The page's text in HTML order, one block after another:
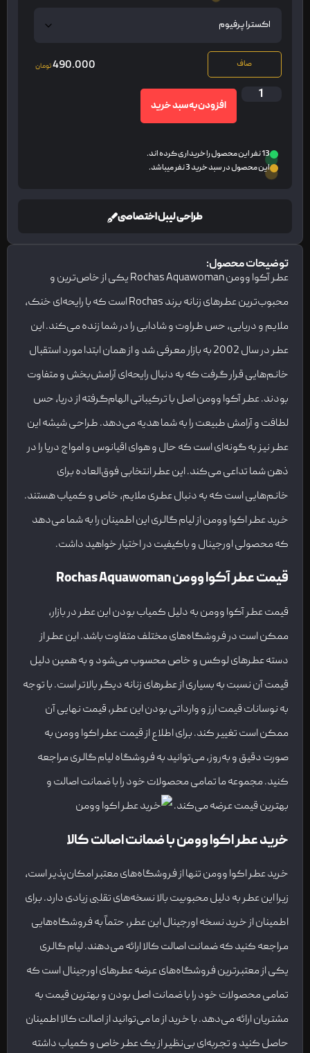
صاف 490.000 تومان
افزودن به سبد خرید
13 نفر این محصول را خریداری کرده اند.
این محصول در سبد خرید 3 نفر میباشد.
طراحی لیبل اختصاصی
توضیحات محصول:
عطر آکوا وومن Rochas Aquawoman یکی از خاص‌ترین و
محبوب‌ترین عطرهای زنانه برند Rochas است که با رایحه‌ای خنک،
ملایم و دریایی، حس طراوت و شادابی را در شما زنده می‌کند. این
عطر در سال 2002 به بازار معرفی شد و از همان ابتدا مورد استقبال
خانم‌هایی قرار گرفت که به دنبال رایحه‌ای آرامش‌بخش و متفاوت
بودند. عطر آکوا وومن اصل با ترکیباتی الهام‌گرفته از دریا، حس
لطافت و آرامش طبیعت را به شما هدیه می‌دهد. طراحی شیشه این
عطر نیز به گونه‌ای است که حال و هوای اقیانوس و امواج دریا را در
ذهن شما تداعی می‌کند. این عطر انتخابی فوق‌العاده برای
خانم‌هایی است که به دنبال عطری ملایم، خاص و کمیاب هستند.
خرید عطر اکوا وومن از لیام گالری این اطمینان را به شما می‌دهد
که محصولی اورجینال و باکیفیت در اختیار خواهید داشت.
قیمت عطر آکوا وومنRochas Aquawoman
قیمت عطر آکوا وومن به دلیل کمیاب بودن این عطر در بازار،
ممکن است در فروشگاه‌های مختلف متفاوت باشد. این عطر از
دسته عطرهای لوکس و خاص محسوب می‌شود و به همین دلیل
قیمت آن نسبت به بسیاری از عطرهای زنانه دیگر بالاتر است. با توجه
به نوسانات قیمت ارز و وارداتی بودن این عطر، قیمت نهایی آن
ممکن است تغییر کند. برای اطلاع از قیمت عطر اکوا وومن به
صورت دقیق و به‌روز، می‌توانید به فروشگاه لیام گالری مراجعه
کنید. مجموعه ما تمامی محصولات خود را با ضمانت اصالت و
بهترین قیمت عرضه می‌کند.
خرید عطر اکوا وومنبا ضمانت اصالت کالا
خرید عطر اکوا وومن تنها از فروشگاه‌های معتبر امکان‌پذیر است،
زیرا این عطر به دلیل محبوبیت بالا نسخه‌های تقلبی زیادی دارد. برای
اطمینان از خرید نسخه اورجینال این عطر، حتماً به فروشگاه‌هایی
مراجعه کنید که ضمانت اصالت کالا ارائه می‌دهند. لیام گالری
یکی از معتبرترین فروشگاه‌های عرضه عطرهای اورجینال است که
تمامی محصولات خود را با ضمانت اصل بودن و بهترین قیمت به
مشتریان ارائه می‌دهد. با خرید از ما می‌توانید از اصالت کالا اطمینان
حاصل کنید و تجربه‌ای بی‌نظیر از یک عطر خاص و کمیاب داشته